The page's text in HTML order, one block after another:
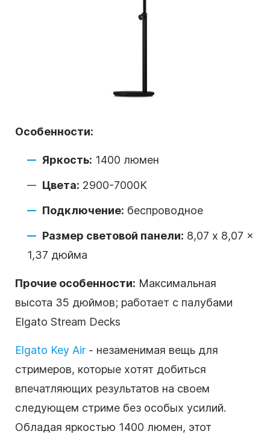
Особенности:
Яркость: 1400 люмен
Цвета: 2900-7000K
Подключение: беспроводное
Размер световой панели: 8,07 x 8,07 x
1,37 дюйма
Прочие особенности: Максимальная
высота 35 дюймов; работает с палубами
Elgato Stream Decks
Elgato Key Air - незаменимая вещь для
стримеров, которые хотят добиться
впечатляющих результатов на своем
следующем стриме без особых усилий.
Обладая яркостью 1400 люмен, этот